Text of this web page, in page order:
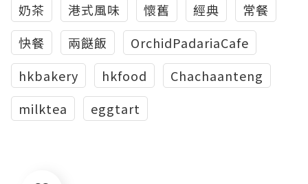
奶茶
港式風味 懷舊 經典
常餐
快餐
兩餸飯
OrchidPadariaCafe
hkbakery
hkfood
Chachaanteng
milktea
eggtart